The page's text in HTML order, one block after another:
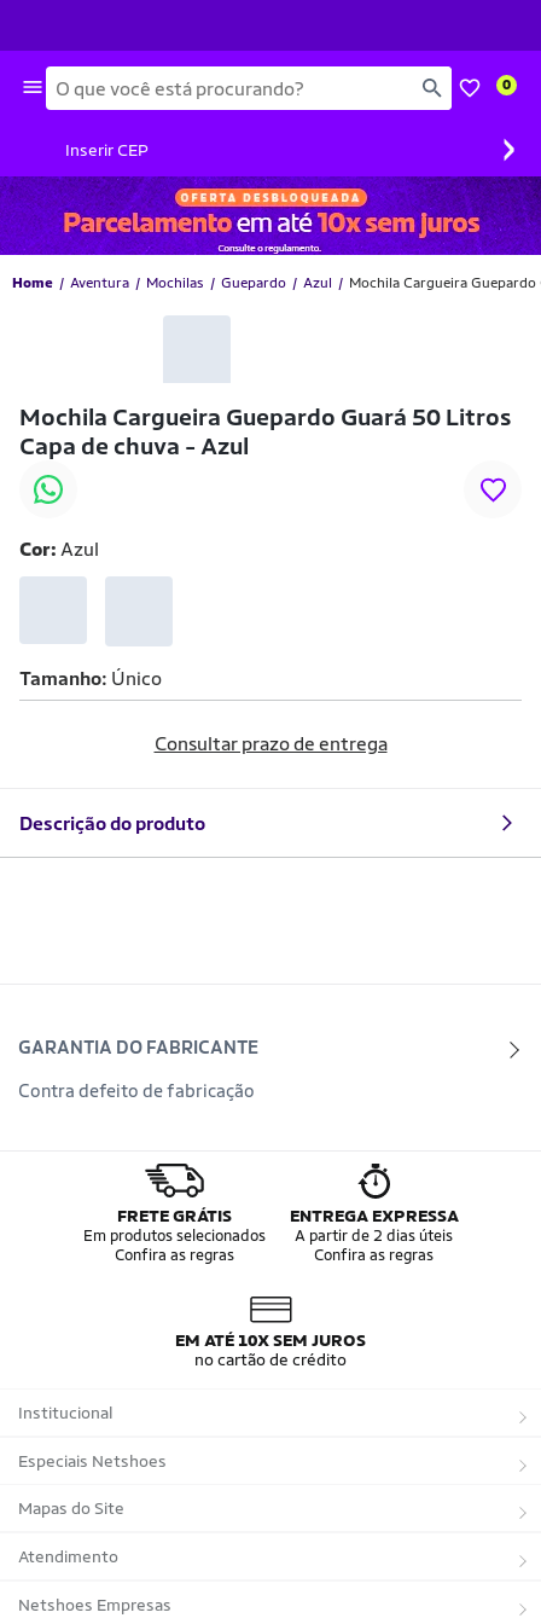
Busca 0
Inserir CEP ›
Home Aventura Mochilas Guepardo Azul Mochila Cargueira
Mochila Cargueira Guepardo Guará 50 Litros
Capa de chuva - Azul
Cor: Azul
Tamanho Único
Consultar prazo de entrega
Descrição do produto
GARANTIA DO FABRICANTE
Contra defeito de fabricação
FRETE GRÁTIS
Em produtos selecionados
Confira as regras
ENTREGA EXPRESSA
A partir de 2 dias úteis
Confira as regras
EM ATÉ 10X SEM JUROS
no cartão de crédito
Institucional
Sobre a Netshoes
Política de Privacidade
Programa de Afiliados
Regulamentos
Especiais Netshoes
Suplementos
Corrida
Bicicletas
Mapas do Site
Marcas
Tipos de Produtos
Atendimento
Trocas e devoluções
Netshoes Empresas